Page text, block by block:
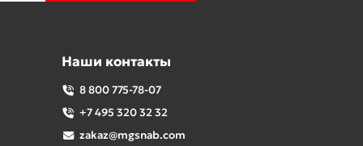
Наши контакты
8 800 775-78-07
+7 495 320 32 32
zakaz@mgsnab.com